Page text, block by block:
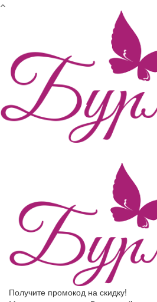
Получите промокод на скидку!